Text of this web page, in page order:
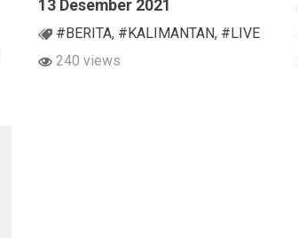
13 Desember 2021
#BERITA, #KALIMANTAN, #LIVE
240 views